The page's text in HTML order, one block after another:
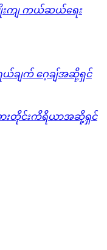
းကျ ကယ်ဆယ်ရေး
ချက် ဂေ့ချ်အဆို့ရှင်
အားတိုင်းကိရိယာအဆို့ရှင်